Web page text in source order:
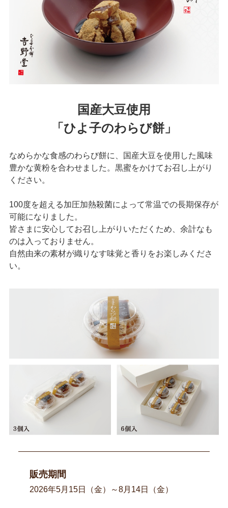
国産大豆使用
「ひよ子のわらび餅」
なめらかな食感のわらび餅に、国産大豆を使用した風味
豊かな黄粉を合わせました。黒蜜をかけてお召し上がり
ください。
100度を超える加圧加熱殺菌によって常温での長期保存が
可能になりました。
皆さまに安心してお召し上がりいただくため、余計なも
のは入っておりません。
自然由来の素材が織りなす味覚と香りをお楽しみくださ
い。
販売期間
2026年5月15日（金）～8月14日（金）